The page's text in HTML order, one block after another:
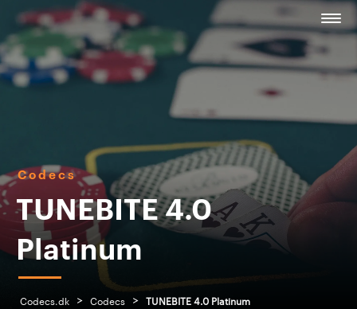
Codecs
TUNEBITE 4.0
Platinum
Codecs.dk > Codecs > TUNEBITE 4.0 Platinum